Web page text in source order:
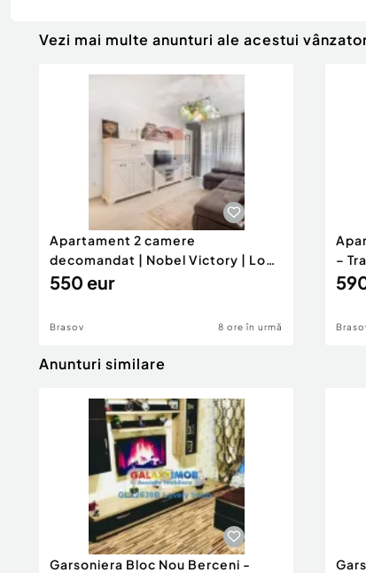
Vezi mai multe anunturi ale acestui
Apartament 2 camere
decomandat | Nobel Victory | Loc
de p...
550 eur
Brasov 8 ore în urmă
–
Anunturi similare
Garsoniera Bloc Nou Berceni -